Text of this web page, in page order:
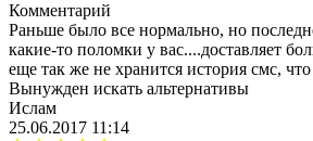
Комментарий
Раньше было все нормально, но
какие-то поломки у вас....доставляет
еще так же не хранится история смс,
Вынужден искать альтернативы
Ислам
25.06.2017 11:14